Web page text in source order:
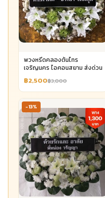
พวงหรีดคลองต้นไทร
เจริญนคร ไอคอนสยาม ส่งด่วน
฿2,500฿3,000
-13%